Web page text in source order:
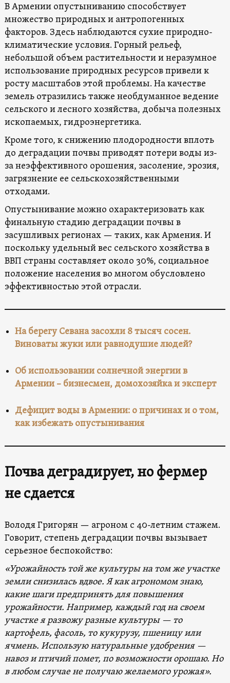
В Армении опустыниванию способствует
множество природных и антропогенных
факторов. Здесь наблюдаются сухие природно-
климатические условия. Горный рельеф,
небольшой объем растительности и неразумное
использование природных ресурсов привели к
росту масштабов этой проблемы. На качестве
земель отразились также необдуманное ведение
сельского и лесного хозяйства, добыча полезных
ископаемых, гидроэнергетика.
Кроме того, к снижению плодородности вплоть
до деградации почвы приводят потери воды из-
за неэффективного орошения, засоление, эрозия,
загрязнение ее сельскохозяйственными
отходами.
Опустынивание можно охарактеризовать как
финальную стадию деградации почвы в
засушливых регионах — таких, как Армения. И
поскольку удельный вес сельского хозяйства в
ВВП страны составляет около 30%, социальное
положение населения во многом обусловлено
эффективностью этой отрасли.
На берегу Севана засохли 8 тысяч сосен.
Виноваты жуки или равнодушие людей?
Об использовании солнечной энергии в
Армении – бизнесмен, домохозяйка и эксперт
Дефицит воды в Армении: о причинах и о том,
как избежать опустынивания
Почва деградирует, но фермер
не сдается
Володя Григорян — агроном с 40-летним стажем.
Говорит, степень деградации почвы вызывает
серьезное беспокойство:
«Урожайность той же культуры на том же участке
земли снизилась вдвое. Я как агрономом знаю,
какие шаги предпринять для повышения
урожайности. Например, каждый год на своем
участке я развожу разные культуры — то
картофель, фасоль, то кукурузу, пшеницу или
ячмень. Использую натуральные удобрения —
навоз и птичий помет, по возможности орошаю. Но
в любом случае не получаю желаемого урожая».